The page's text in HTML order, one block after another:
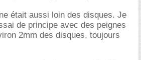
était aussi loin des disques. Je
de principe avec des peignes
2mm des disques, toujours